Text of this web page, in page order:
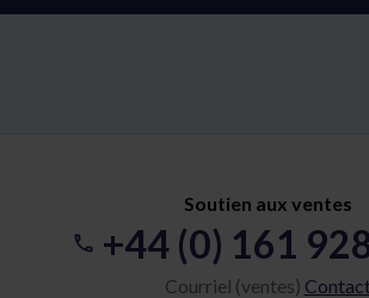
Soutien aux ventes
+44 (0) 161
Courriel (ventes)